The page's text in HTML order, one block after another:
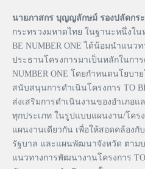
นายภาสกร บุญญลักษม์ รองปลัดกร
กระทรวงมหาดไทย ในฐานะหนึ่งใ
BE NUMBER ONE ได้น้อมนำแนว
ประธานโครงการมาเป็นหลักในกา
NUMBER ONE โดยกำหนดนโยบา
สนับสนุนการดำเนินโครงการ TO
ส่งเสริมการดำเนินงานของอำเภอแ
ทุกประเภท ในรูปแบบแผนงาน/โค
แผนงานเดียวกัน เพื่อให้สอดคล้อง
รัฐบาล และแผนพัฒนาจังหวัด ตาม
แนวทางการพัฒนางานโครงการ